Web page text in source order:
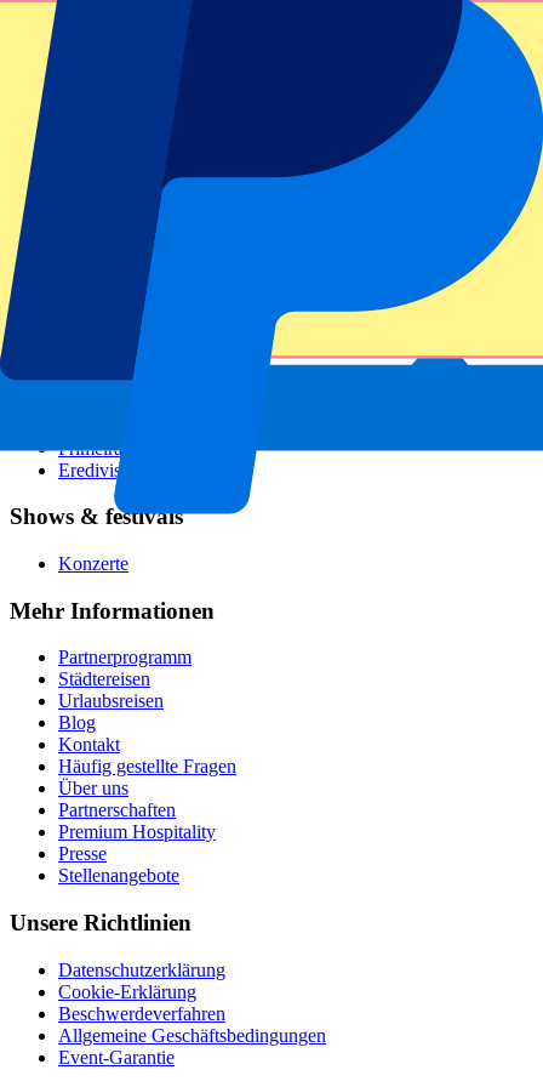
Alle Sportarten
Fußballligen
Champions League
Premier League
Serie A
Primeira Liga
Eredivisie
Shows & festivals
Konzerte
Mehr Informationen
Partnerprogramm
Städtereisen
Urlaubsreisen
Blog
Kontakt
Häufig gestellte Fragen
Über uns
Partnerschaften
Premium Hospitality
Presse
Stellenangebote
Unsere Richtlinien
Datenschutzerklärung
Cookie-Erklärung
Beschwerdeverfahren
Allgemeine Geschäftsbedingungen
Event-Garantie